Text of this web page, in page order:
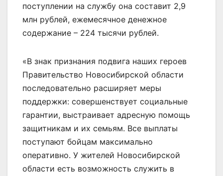
поступлении на службу она составит 2,9
млн рублей, ежемесячное денежное
содержание – 224 тысячи рублей.
«В знак признания подвига наших героев
Правительство Новосибирской области
последовательно расширяет меры
поддержки: совершенствует социальные
гарантии, выстраивает адресную помощь
защитникам и их семьям. Все выплаты
поступают бойцам максимально
оперативно. У жителей Новосибирской
области есть возможность служить в